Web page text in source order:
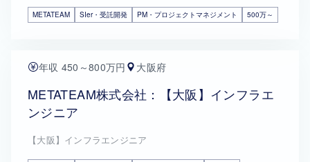
METATEAM SIer・受託開発 PM・プロジェクトマネジメント 500万～
年収 450～800万円 大阪府
METATEAM株式会社：【大阪】インフラエ
ンジニア
【大阪】インフラエンジニア